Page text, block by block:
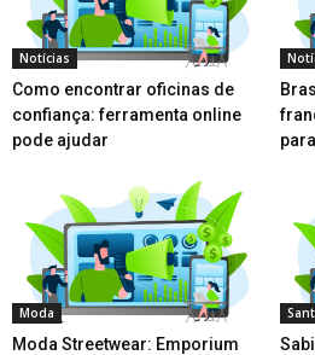
Notícias
Como encontrar oficinas de
confiança: ferramenta online
pode ajudar
Moda
Moda Streetwear: Emporium